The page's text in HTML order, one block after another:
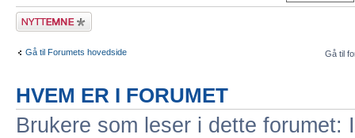
Legg inn et nytt
emne
Gå til Forumets hovedside Gå til
HVEM ER I FORUMET
Brukere som leser i dette